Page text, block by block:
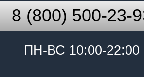
8 (800) 500-23-
ПН-ВС 10:00-22:00